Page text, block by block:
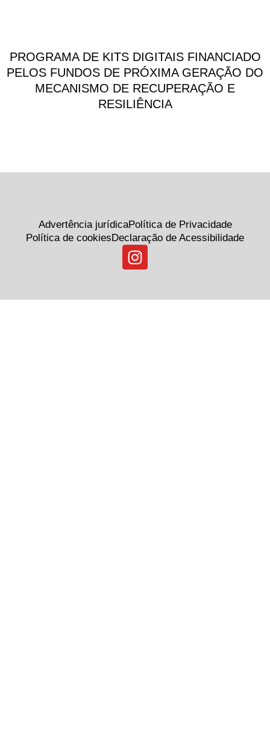
PROGRAMA DE KITS DIGITAIS FINANCIADO
PELOS FUNDOS DE PRÓXIMA GERAÇÃO DO
MECANISMO DE RECUPERAÇÃO E
RESILIÊNCIA
Advertência jurídicaPolítica de Privacidade
Política de cookiesDeclaração de Acessibilidade